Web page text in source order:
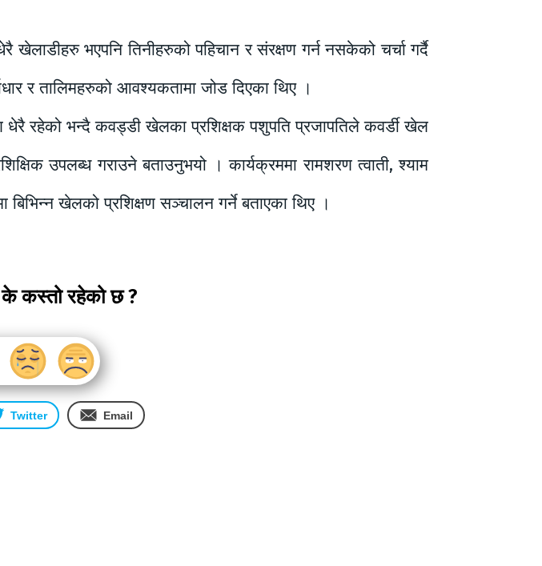
खेलाडीहरु भएपनि तिनीहरुको पहिचान र संरक्षण गर्न नसकेको चर्चा गर्दै
र तालिमहरुको आवश्यकतामा जोड दिएका थिए ।
धेरै रहेको भन्दै कवड्डी खेलका प्रशिक्षक पशुपति प्रजापतिले कवर्डी खेल
उपलब्ध गराउने बताउनुभयो । कार्यक्रममा रामशरण त्वाती, श्याम
खेलको प्रशिक्षण सञ्चालन गर्ने बताएका थिए ।
के कस्तो रहेको छ ?
Twitter Email